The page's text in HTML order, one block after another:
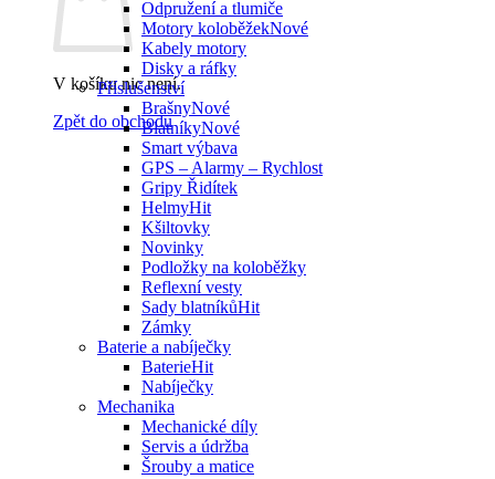
V košíku nic není.
Zpět do obchodu
Odpružení a tlumiče
Motory koloběžek
Kabely motory
Disky a ráfky
Příslušenství
Brašny
Blatníky
Smart výbava
GPS – Alarmy – Rychlost
Gripy Řidítek
Helmy
Kšiltovky
Novinky
Podložky na koloběžky
Reflexní vesty
Sady blatníků
Zámky
Baterie a nabíječky
Baterie
Nabíječky
Mechanika
Mechanické díly
Servis a údržba
Šrouby a matice